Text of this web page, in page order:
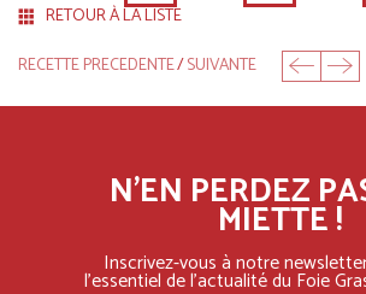
RETOUR À LA LISTE
RECETTE PRECEDENTE/SUIVANTE
N'EN PERDEZ
MIETTE !
Inscrivez-vous à notre
l'essentielde l'actualité du Foie